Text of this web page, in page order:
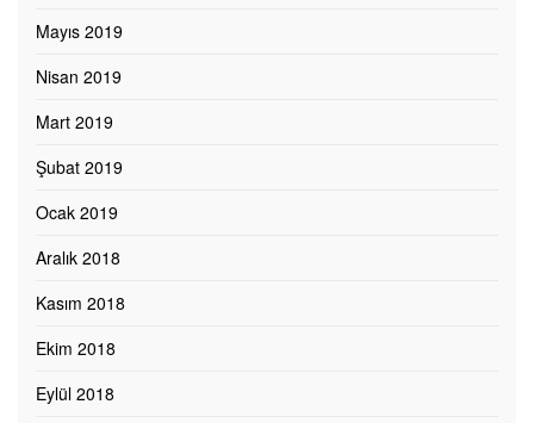
Mayıs 2019
Nisan 2019
Mart 2019
Şubat 2019
Ocak 2019
Aralık 2018
Kasım 2018
Ekim 2018
Eylül 2018